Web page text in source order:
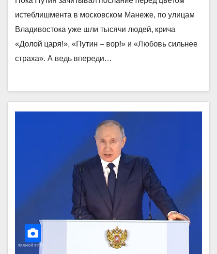
истеблишмента в московском Манеже, по улицам
Владивостока уже шли тысячи людей, крича
«Долой царя!», «Путин – вор!» и «Любовь сильнее
страха». А ведь впереди…